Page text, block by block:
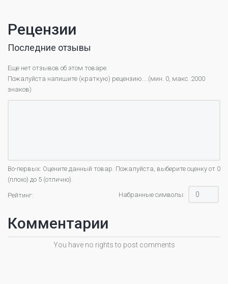
Рецензии
Последние отзывы
Еще нет отзывов об этом товаре.
Пожалуйста напишите (краткую) рецензию....(мин. 0, макс. 2000
знаков)
Во-первых: Оцените данный товар. Пожалуйста, выберите оценку от 0
(плохо) до 5 (отлично).
Рейтинг: Набранные символы:
Комментарии
You have no rights to post comments